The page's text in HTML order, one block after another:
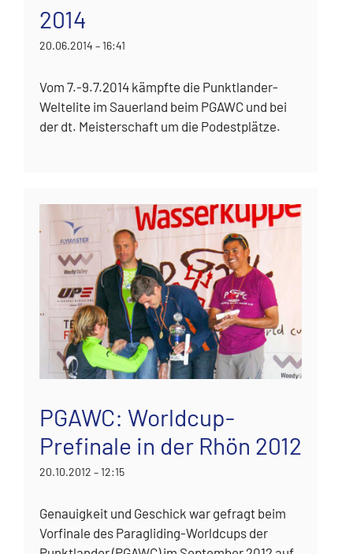
2014
20.06.2014 – 16:41
Vom 7.-9.7.2014 kämpfte die Punktlander-
Weltelite im Sauerland beim PGAWC und bei
der dt. Meisterschaft um die Podestplätze.
PGAWC: Worldcup-
Prefinale in der Rhön 2012
20.10.2012 – 12:15
Genauigkeit und Geschick war gefragt beim
Vorfinale des Paragliding-Worldcups der